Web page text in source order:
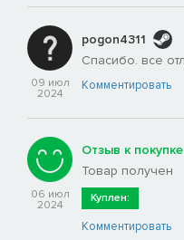
09 июл
2024
pogon4311
Спасибо. все
Комментировать
06 июл
2024
Отзыв к покупке
Товар получен
Куплен:
Комментировать